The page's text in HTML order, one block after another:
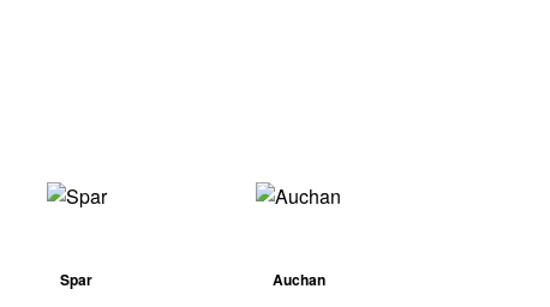
Spar Auchan